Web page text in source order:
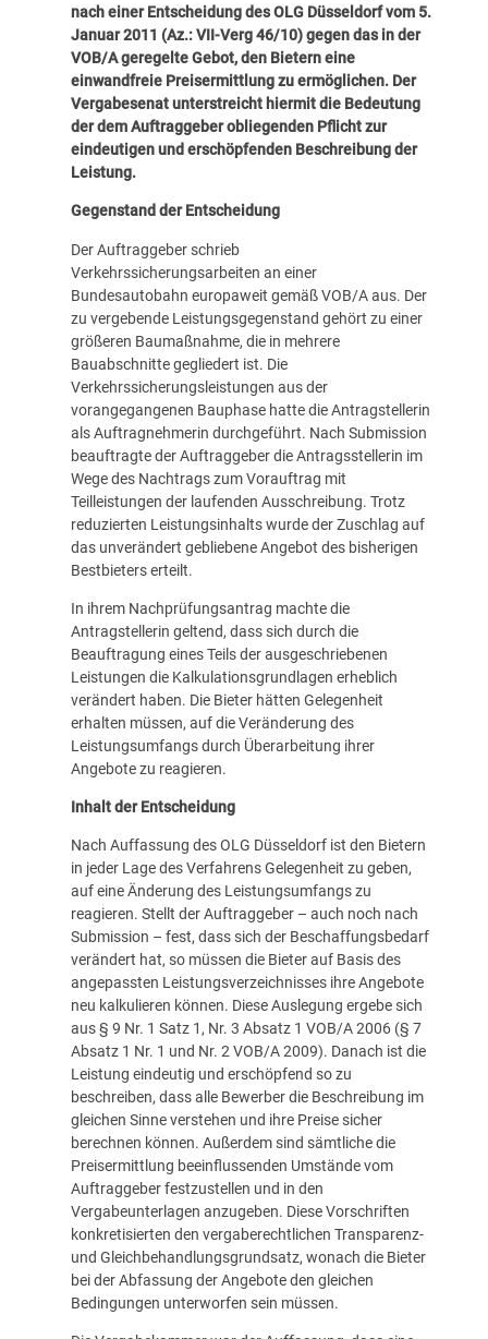
nach einer Entscheidung des OLG Düsseldorf vom 5.
Januar 2011 (Az.: VII-Verg 46/10) gegen das in der
VOB/A geregelte Gebot, den Bietern eine
einwandfreie Preisermittlung zu ermöglichen. Der
Vergabesenat unterstreicht hiermit die Bedeutung
der dem Auftraggeber obliegenden Pflicht zur
eindeutigen und erschöpfenden Beschreibung der
Leistung.
Gegenstand der Entscheidung
Der Auftraggeber schrieb
Verkehrssicherungsarbeiten an einer
Bundesautobahn europaweit gemäß VOB/A aus. Der
zu vergebende Leistungsgegenstand gehört zu einer
größeren Baumaßnahme, die in mehrere
Bauabschnitte gegliedert ist. Die
Verkehrssicherungsleistungen aus der
vorangegangenen Bauphase hatte die Antragstellerin
als Auftragnehmerin durchgeführt. Nach Submission
beauftragte der Auftraggeber die Antragsstellerin im
Wege des Nachtrags zum Vorauftrag mit
Teilleistungen der laufenden Ausschreibung. Trotz
reduzierten Leistungsinhalts wurde der Zuschlag auf
das unverändert gebliebene Angebot des bisherigen
Bestbieters erteilt.
In ihrem Nachprüfungsantrag machte die
Antragstellerin geltend, dass sich durch die
Beauftragung eines Teils der ausgeschriebenen
Leistungen die Kalkulationsgrundlagen erheblich
verändert haben. Die Bieter hätten Gelegenheit
erhalten müssen, auf die Veränderung des
Leistungsumfangs durch Überarbeitung ihrer
Angebote zu reagieren.
Inhalt der Entscheidung
Nach Auffassung des OLG Düsseldorf ist den Bietern
in jeder Lage des Verfahrens Gelegenheit zu geben,
auf eine Änderung des Leistungsumfangs zu
reagieren. Stellt der Auftraggeber – auch noch nach
Submission – fest, dass sich der Beschaffungsbedarf
verändert hat, so müssen die Bieter auf Basis des
angepassten Leistungsverzeichnisses ihre Angebote
neu kalkulieren können. Diese Auslegung ergebe sich
aus § 9 Nr. 1 Satz 1, Nr. 3 Absatz 1 VOB/A 2006 (§ 7
Absatz 1 Nr. 1 und Nr. 2 VOB/A 2009). Danach ist die
Leistung eindeutig und erschöpfend so zu
beschreiben, dass alle Bewerber die Beschreibung im
gleichen Sinne verstehen und ihre Preise sicher
berechnen können. Außerdem sind sämtliche die
Preisermittlung beeinflussenden Umstände vom
Auftraggeber festzustellen und in den
Vergabeunterlagen anzugeben. Diese Vorschriften
konkretisierten den vergaberechtlichen Transparenz-
und Gleichbehandlungsgrundsatz, wonach die Bieter
bei der Abfassung der Angebote den gleichen
Bedingungen unterworfen sein müssen.